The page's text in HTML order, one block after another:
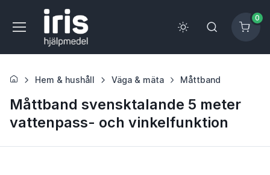
0
Hem & hushåll Väga & mäta Måttband
Måttband svensktalande 5 meter
vattenpass- och vinkelfunktion